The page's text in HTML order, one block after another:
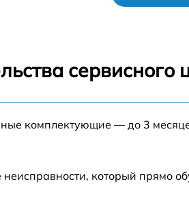
Tab 10
от
сервисного
комплектующие — до 3
который прямо